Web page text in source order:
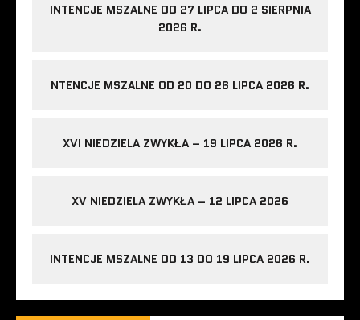
INTENCJE MSZALNE OD 27 LIPCA DO 2 SIERPNIA
2026 R.
NTENCJE MSZALNE OD 20 DO 26 LIPCA 2026 R.
XVI NIEDZIELA ZWYKŁA – 19 LIPCA 2026 R.
XV NIEDZIELA ZWYKŁA – 12 LIPCA 2026
INTENCJE MSZALNE OD 13 DO 19 LIPCA 2026 R.